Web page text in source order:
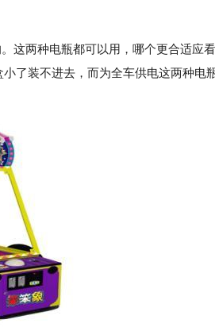
两种电瓶都可以用，哪个更合适应看
了装不进去，而为全车供电这两种电